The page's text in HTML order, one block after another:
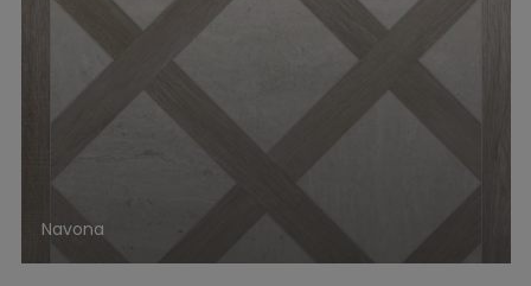
Navona